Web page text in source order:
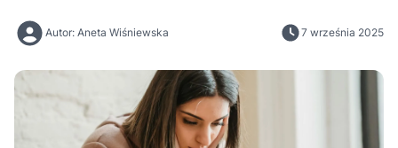
Autor: Aneta Wiśniewska 7 września 2025